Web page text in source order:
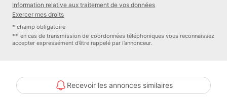
Captain Cars RIVE GAUCHE
200 Rue Nicolas Copernic,
Options :
Information relative aux traitement de vos données
Exercer mes droits
* champ obligatoire
** en cas de transmission de coordonnées téléphoniques vous reconnaissez
accepter expressément d’être rappelé par l’annonceur.
Recevoir les annonces similaires